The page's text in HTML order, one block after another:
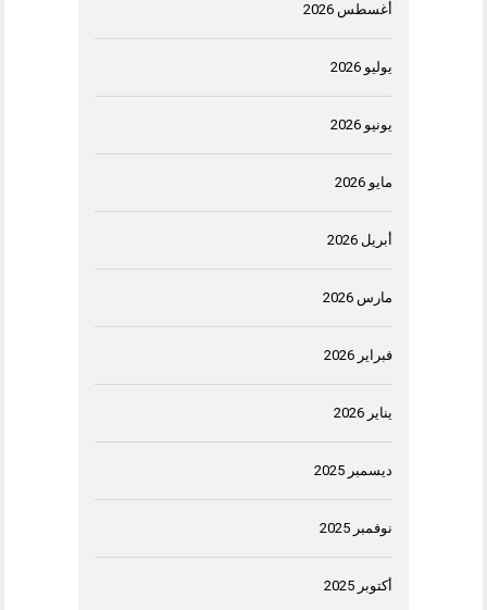
أغسطس 2026
يوليو 2026
يونيو 2026
مايو 2026
أبريل 2026
مارس 2026
فبراير 2026
يناير 2026
ديسمبر 2025
نوفمبر 2025
أكتوبر 2025